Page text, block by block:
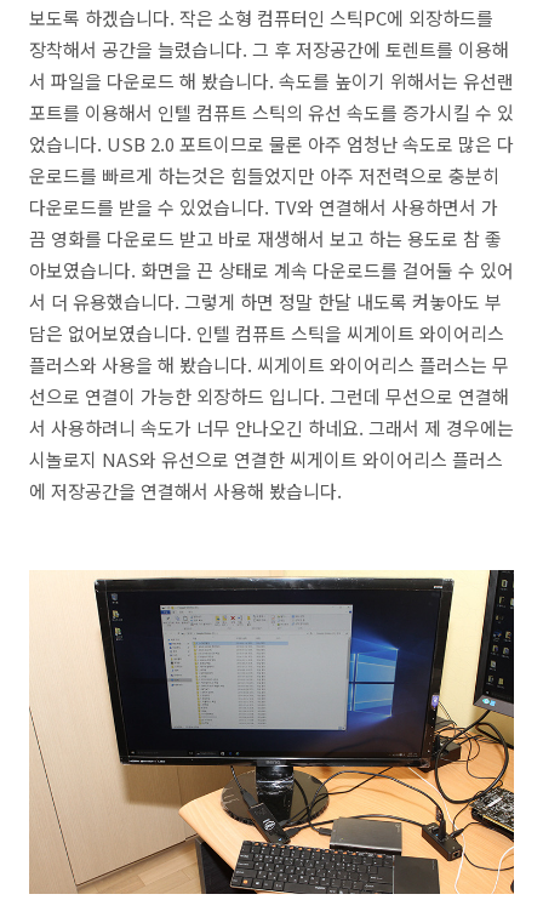
보도록 하겠습니다. 작은 소형 컴퓨터인 스틱PC에 외장하드를
장착해서 공간을 늘렸습니다. 그 후 저장공간에 토렌트를 이용해
서 파일을 다운로드 해 봤습니다. 속도를 높이기 위해서는 유선랜
포트를 이용해서 인텔 컴퓨트 스틱의 유선 속도를 증가시킬 수 있
었습니다. USB 2.0 포트이므로 물론 아주 엄청난 속도로 많은 다
운로드를 빠르게 하는것은 힘들었지만 아주 저전력으로 충분히
다운로드를 받을 수 있었습니다. TV와 연결해서 사용하면서 가
끔 영화를 다운로드 받고 바로 재생해서 보고 하는 용도로 참 좋
아보였습니다. 화면을 끈 상태로 계속 다운로드를 걸어둘 수 있어
서 더 유용했습니다. 그렇게 하면 정말 한달 내도록 켜놓아도 부
담은 없어보였습니다. 인텔 컴퓨트 스틱을 씨게이트 와이어리스
플러스와 사용을 해 봤습니다. 씨게이트 와이어리스 플러스는 무
선으로 연결이 가능한 외장하드 입니다. 그런데 무선으로 연결해
서 사용하려니 속도가 너무 안나오긴 하네요. 그래서 제 경우에는
시놀로지 NAS와 유선으로 연결한 씨게이트 와이어리스 플러스
에 저장공간을 연결해서 사용해 봤습니다.